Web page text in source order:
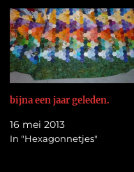
bijna een jaar geleden.
16 mei 2013
In "Hexagonnetjes"